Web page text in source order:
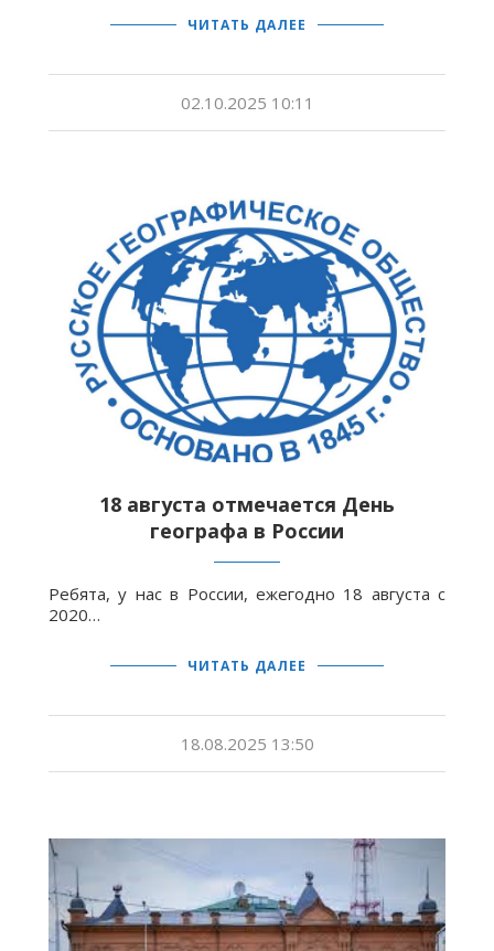
ЧИТАТЬ ДАЛЕЕ
02.10.2025 10:11
18 августа отмечается День
географа в России
Ребята, у нас в России, ежегодно 18 августа с
2020…
ЧИТАТЬ ДАЛЕЕ
18.08.2025 13:50